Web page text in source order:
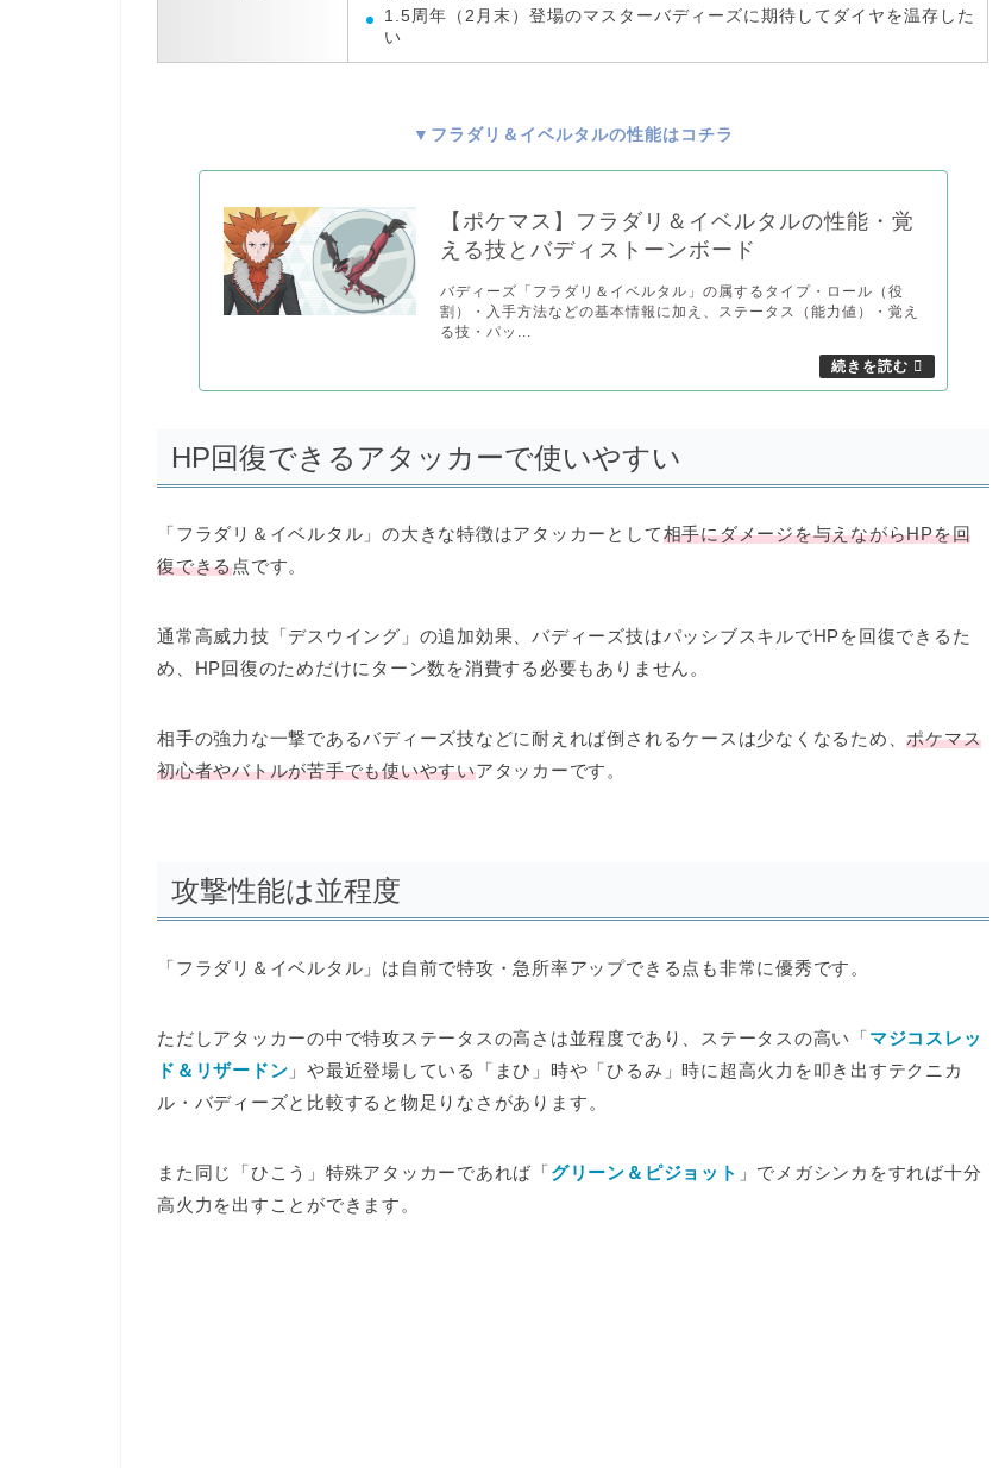
1.5周年（2月末）登場のマスターバディーズに期待 してダイヤを温存した
い
▼フラダリ＆イベルタルの性能はコチラ
【ポケマス】フラダリ＆イベルタルの性能・覚
える技とバディストーンボード
バディーズ「フラダリ＆イベルタル」の属するタイプ・ロール（役
割）・入手方法などの基本情報に加え、ステータス（能力値）・覚え
る技・パッ...
HP回復できるアタッカーで使いやすい
「フラダリ＆イベルタル」の大きな特徴はアタッカーとして相手にダメージを与えながらHPを回
復できる点です。
通常高威力技「デスウイング」の追加効果、バディーズ技はパッシブスキルでHPを回復できるた
め、 HP回復のためだけにターン数を消費する必要もありません 。
相手の強力な一撃であるバディーズ技などに耐えれば倒されるケースは少なくなるため、ポケマス
初心者やバトルが苦手でも使いやすいアタッカーです。
攻撃性能は並程度
「フラダリ＆イベルタル」は 自前で特攻・急所率アップできる 点も非常に優秀です。
ただしアタッカーの中で特攻ステータスの高さは並程度であり、ステータスの高い「マジコスレッ
ド＆リザードン 」や最近登場している「まひ」時や「ひるみ」時に超高火力を叩き出すテクニカ
ル・バディーズと比較すると 物足りなさがあります 。
また同じ「ひこう」特殊アタッカーであれば 「グリーン＆ピジョット 」でメガシンカをすれば十分
高火力を出す ことができます。